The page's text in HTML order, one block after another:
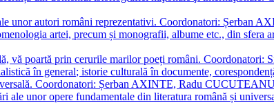
unor autori români reprezentativi. Coordonatori: Șerban
artei, precum și monografii, albume etc., din sfera
vă poartă prin cerurile marilor poeți români.
în general; istorie culturală în documente,
Coordonatori: Șerban AXINTE, Radu
ale unor opere fundamentale din literatura română și